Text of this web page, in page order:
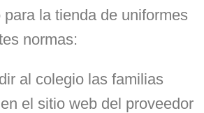
la tienda de uniformes
normas:
al colegio las familias
el sitio web del proveedor